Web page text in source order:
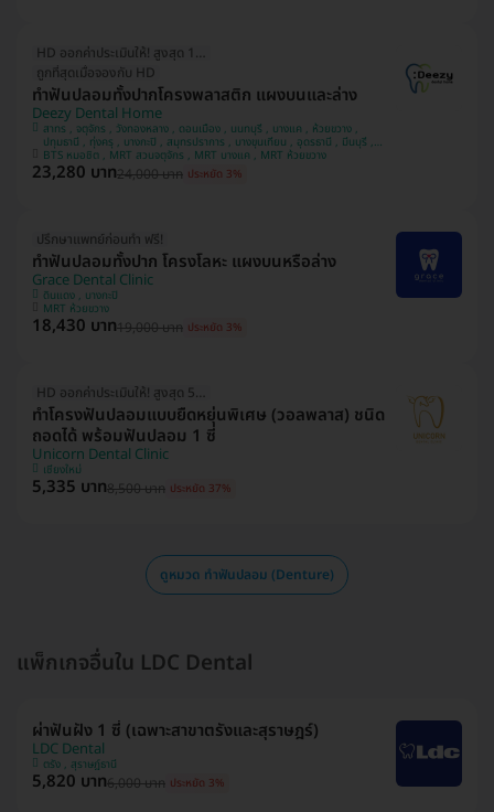
HD ออกค่าประเมินให้! สูงสุด 1500 บ.
ถูกที่สุดเมื่อจองกับ HD
ทำฟันปลอมทั้งปากโครงพลาสติก แผงบนและล่าง
Deezy Dental Home
สาทร , จตุจักร , วังทองหลาง , ดอนเมือง , นนทบุรี , บางแค , ห้วยขวาง ,
ปทุมธานี , ทุ่งครุ , บางกะปิ , สมุทรปราการ , บางขุนเทียน , อุดรธานี , มีนบุรี ,
ขอนแก่น , อุบลราชธานี , บางรัก BTS หมอชิต , MRT สวนจตุจักร , MRT บางแค , MRT ห้วยขวาง
23,280 บาท24,000 บาท ประหยัด 3%
ปรึกษาแพทย์ก่อนทำ ฟรี!
ทำฟันปลอมทั้งปาก โครงโลหะ แผงบนหรือล่าง
Grace Dental Clinic
ดินแดง , บางกะปิ
MRT ห้วยขวาง
18,430 บาท19,000 บาท ประหยัด 3%
HD ออกค่าประเมินให้! สูงสุด 500 บ.
ทำโครงฟันปลอมแบบยืดหยุ่นพิเศษ (วอลพลาส) ชนิด
ถอดได้ พร้อมฟันปลอม 1 ซี่
Unicorn Dental Clinic
เชียงใหม่
5,335 บาท8,500 บาท ประหยัด 37%
ดูหมวด ทำฟันปลอม (Denture)
แพ็กเกจอื่นใน LDC Dental
ผ่าฟันฝัง 1 ซี่ (เฉพาะสาขาตรังและสุราษฎร์)
LDC Dental
ตรัง , สุราษฎ์ธานี
5,820 บาท6,000 บาท ประหยัด 3%